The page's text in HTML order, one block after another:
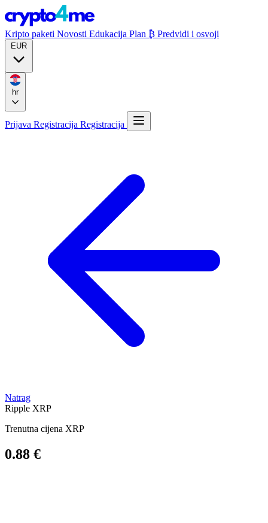
Kripto paketi Novosti Edukacija Plan ₿ Predvidi i osvoji
hr
Prijava Registracija Registracija
Natrag
Ripple XRP
Trenutna cijena XRP
0.88 €